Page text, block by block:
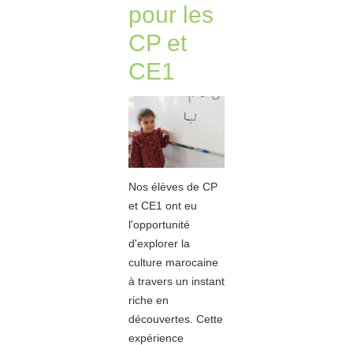
pour les
CP et
CE1
Nos élèves de CP
et CE1 ont eu
l'opportunité
d'explorer la
culture marocaine
à travers un instant
riche en
découvertes. Cette
expérience